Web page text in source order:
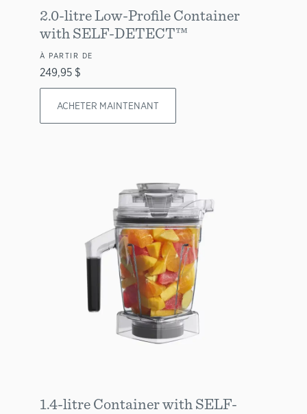
2.0-litre Low-Profile Container
with SELF-DETECT™
À PARTIR DE
249,95 $
ACHETER MAINTENANT
1.4-litre Container with SELF-